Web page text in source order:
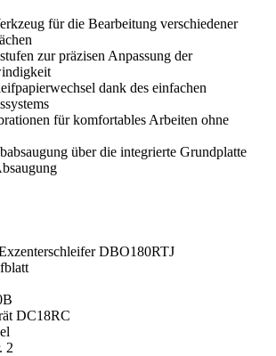
für die Bearbeitung verschiedener
zur präzisen Anpassung der
dank des einfachen
für komfortables Arbeiten ohne
über die integrierte Grundplatte
DBO180RTJ
DC18RC
2